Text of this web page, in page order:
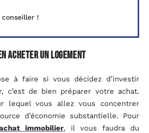
conseiller !
acheter un logement
à faire si vous décidez d’investir
c’est de bien préparer votre achat.
lequel vous allez vous concentrer
d’économie substantielle. Pour
immobilier, il vous faudra du